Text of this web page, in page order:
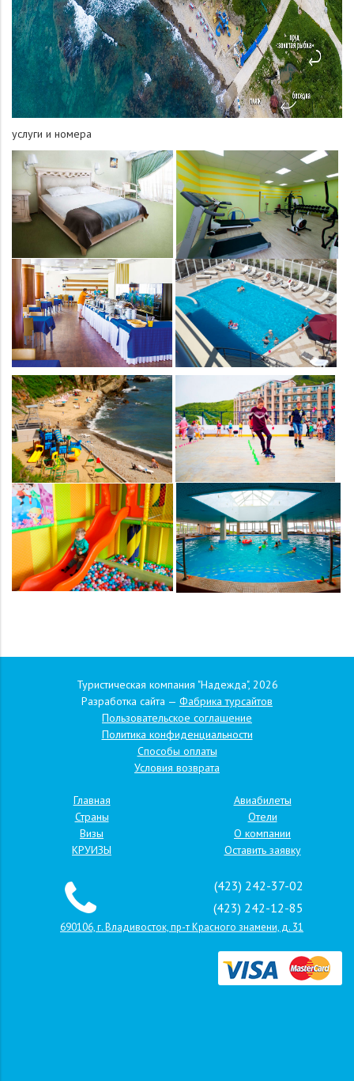
услуги и номера
Туристическая компания "Надежда", 2026
Разработка сайта — Фабрика турсайтов
Пользовательское соглашение
Политика конфиденциальности
Способы оплаты
Условия возврата
Главная
Страны
Визы
КРУИЗЫ
Авиабилеты
Отели
О компании
Оставить заявку
(423) 242-37-02
(423) 242-12-85
690106, г. Владивосток, пр-т Красного знамени, д. 31